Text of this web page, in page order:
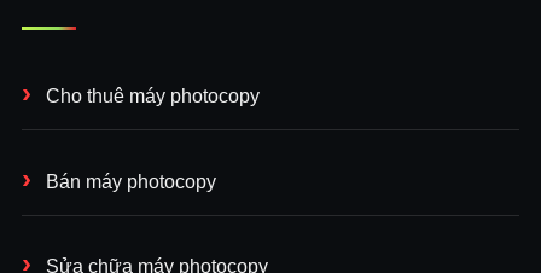
Cho thuê máy photocopy
Bán máy photocopy
Sửa chữa máy photocopy